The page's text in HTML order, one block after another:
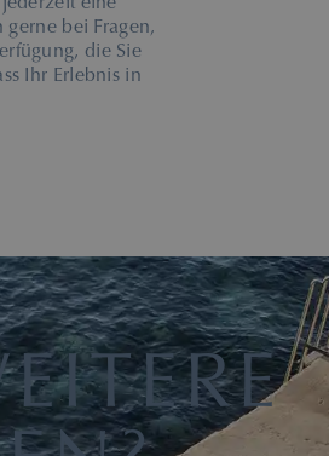
bei Fragen,
die Sie
Ihr Erlebnis in